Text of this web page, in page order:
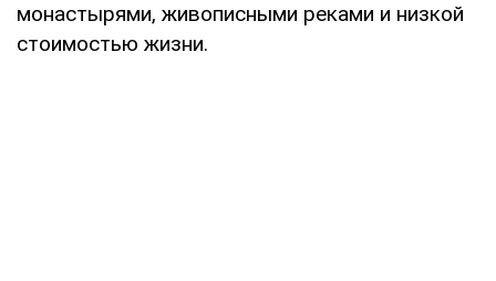
монастырями, живописными реками и низкой
стоимостью жизни.